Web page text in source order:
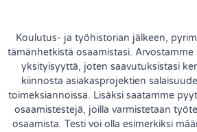
Koulutus- ja työhistorian jälkeen,
tämänhetkistä osaamistasi.
yksityisyyttä, joten saavutuksistasi
kiinnosta asiakasprojektien
toimeksiannoissa. Lisäksi saatamme
osaamistestejä, joilla varmistetaan
osaamista. Testi voi olla esimerkiksi